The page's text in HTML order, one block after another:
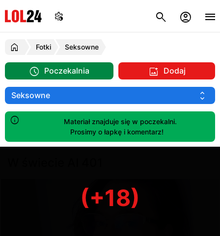
Fotki Seksowne
Poczekalnia Dodaj
Materiał znajduje się w poczekalni.
Prosimy o łapkę i komentarz!
(+18)